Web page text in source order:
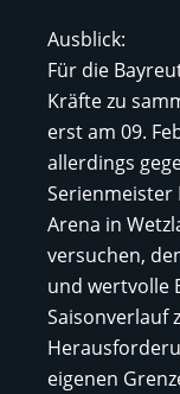
Ausblick:
Für die
Kräfte zu
erst am 09.
allerdings
Serienmeister
Arena in
versuchen,
und wertvolle
Saisonverlauf
eigenen